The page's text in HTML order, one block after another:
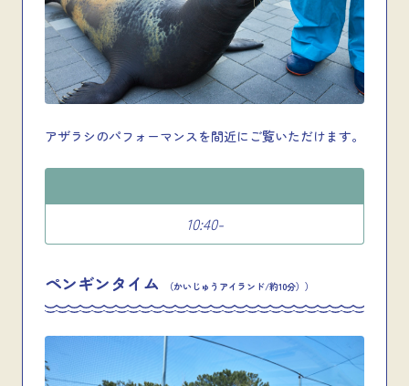
アザラシのパフォーマンスを間近にご覧いただけます。
10:40-
ペンギンタイム （かいじゅうアイランド/約10分））